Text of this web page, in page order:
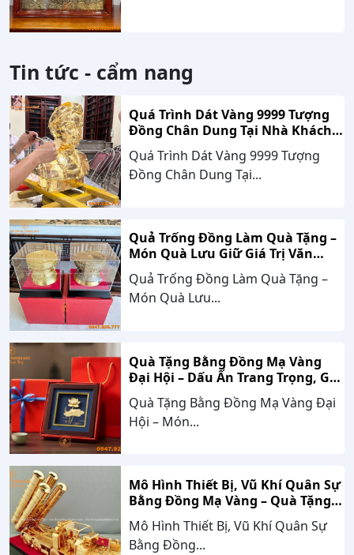
Tin tức - cẩm nang
Quá Trình Dát Vàng 9999 Tượng
Đồng Chân Dung Tại Nhà Khách
Hàng Nghệ An
Quá Trình Dát Vàng 9999 Tượng
Đồng Chân Dung Tại...
Quả Trống Đồng Làm Quà Tặng –
Món Quà Lưu Giữ Giá Trị Văn
Hóa, Gắn Kết Thành Công
Quả Trống Đồng Làm Quà Tặng –
Món Quà Lưu...
Quà Tặng Bằng Đồng Mạ Vàng
Đại Hội – Dấu Ấn Trang Trọng, Giá
Trị Bền Vững Theo Thời Gian
Quà Tặng Bằng Đồng Mạ Vàng Đại
Hội – Món...
Mô Hình Thiết Bị, Vũ Khí Quân Sự
Bằng Đồng Mạ Vàng – Quà Tặng
Cao Cấp Mang Dấu Ấn Sức Mạnh
Và Niềm Tự Hào Dân Tộc
Mô Hình Thiết Bị, Vũ Khí Quân Sự
Bằng Đồng...